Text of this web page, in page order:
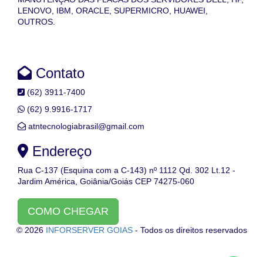
LENOVO, IBM, ORACLE, SUPERMICRO, HUAWEI,
OUTROS.
Contato
(62) 3911-7400
(62) 9.9916-1717
atntecnologiabrasil@gmail.com
Endereço
Rua C-137 (Esquina com a C-143) nº 1112 Qd. 302 Lt.12 -
Jardim América, Goiânia/Goiás CEP 74275-060
COMO CHEGAR
© 2026 INFORSERVER GOIAS- Todos os direitos reservados